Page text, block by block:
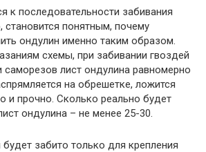
к последовательности забивания
становится понятным, почему
ондулин именно таким образом.
схемы, при забивании гвоздей
саморезов лист ондулина равномерно
на обрешетке, ложится
и прочно. Сколько реально будет
ондулина – не менее 25-30.
забито только для крепления